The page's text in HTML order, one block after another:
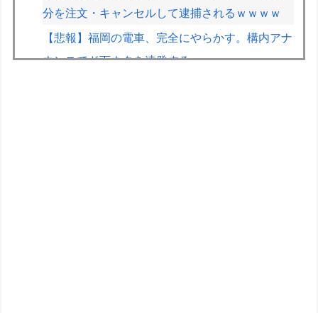
分を注文・キャンセルして逮捕されるｗｗｗｗ
【悲報】福岡の電車、完全にやらかす。構内アナ
ウンスでド下ネタを連発するｗｗｗｗｗ